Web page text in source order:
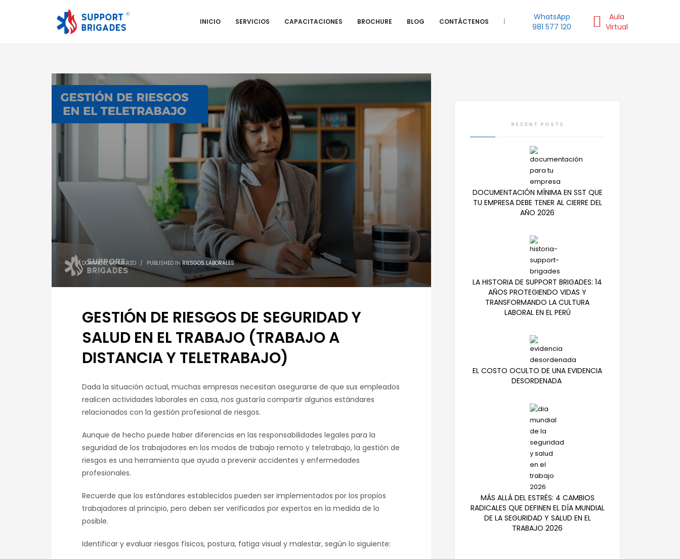
INICIO SERVICIOS CAPACITACIONES BROCHURE BLOG CONTÁCTENOS
WhatsApp
981 577 120
Aula
Virtual
DOMINGO, 06 MARZO / PUBLISHED INRIESGOS LABORALES
GESTIÓN DE RIESGOS DE SEGURIDAD Y
SALUD EN EL TRABAJO (TRABAJO A
DISTANCIA Y TELETRABAJO)
Dada la situación actual, muchas empresas necesitan asegurarse de que sus empleados
realicen actividades laborales en casa, nos gustaría compartir algunos estándares
relacionados con la gestión profesional de riesgos.
Aunque de hecho puede haber diferencias en las responsabilidades legales para la
seguridad de los trabajadores en los modos de trabajo remoto y teletrabajo, la gestión de
riesgos es una herramienta que ayuda a prevenir accidentes y enfermedades
profesionales.
Recuerde que los estándares establecidos pueden ser implementados por los propios
trabajadores al principio, pero deben ser verificados por expertos en la medida de lo
posible.
Identificar y evaluar riesgos físicos, postura, fatiga visual y malestar, según lo siguiente:
RECENT POSTS
DOCUMENTACIÓN MÍNIMA EN SST QUE
TU EMPRESA DEBE TENER AL CIERRE DEL
AÑO 2026
LA HISTORIA DE SUPPORT BRIGADES: 14
AÑOS PROTEGIENDO VIDAS Y
TRANSFORMANDO LA CULTURA
LABORAL EN EL PERÚ
EL COSTO OCULTO DE UNA EVIDENCIA
DESORDENADA
MÁS ALLÁ DEL ESTRÉS: 4 CAMBIOS
RADICALES QUE DEFINEN EL DÍA MUNDIAL
DE LA SEGURIDAD Y SALUD EN EL
TRABAJO 2026